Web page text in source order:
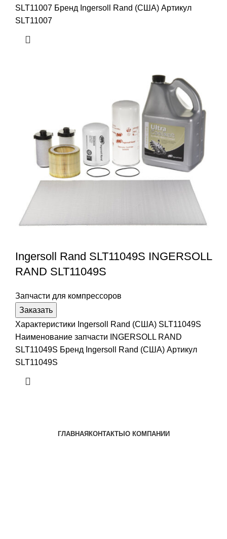
SLT11007 Бренд Ingersoll Rand (США) Артикул
SLT11007
Ingersoll Rand SLT11049S INGERSOLL
RAND SLT11049S
Запчасти для компрессоров
Заказать
Характеристики Ingersoll Rand (США) SLT11049S
Наименование запчасти INGERSOLL RAND
SLT11049S Бренд Ingersoll Rand (США) Артикул
SLT11049S
ГЛАВНАЯКОНТАКТЫО КОМПАНИИ